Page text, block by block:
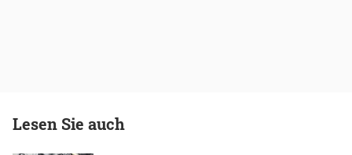
Lesen Sie auch